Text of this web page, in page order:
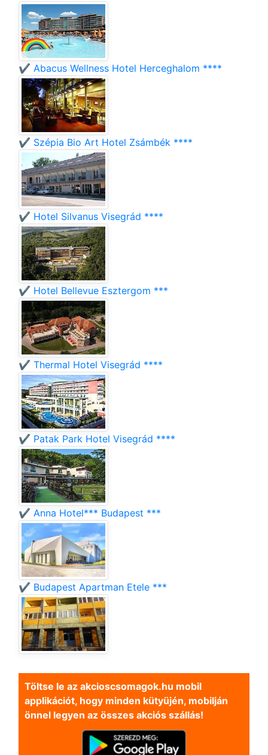
✔️ Abacus Wellness Hotel Herceghalom ****
✔️ Szépia Bio Art Hotel Zsámbék ****
✔️ Hotel Silvanus Visegrád ****
✔️ Hotel Bellevue Esztergom ***
✔️ Thermal Hotel Visegrád ****
✔️ Patak Park Hotel Visegrád ****
✔️ Anna Hotel*** Budapest ***
✔️ Budapest Apartman Etele ***
Töltse le az akcioscsomagok.hu mobil
applikációt, hogy minden kütyüjén, mobilján
önnel legyen az összes akciós szállás!